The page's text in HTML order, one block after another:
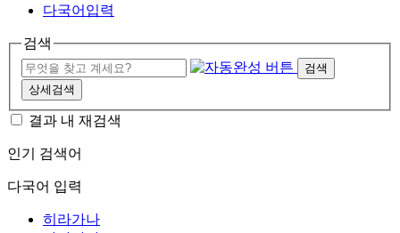
다국어입력
검색
검색
상세검색
결과 내 재검색
인기 검색어
다국어 입력
히라가나